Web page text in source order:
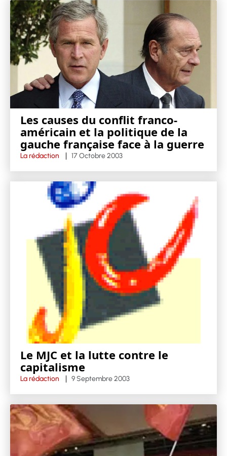
Les causes du conflit franco-
américain et la politique de la
gauche française face à la guerre
La rédaction 17 Octobre 2003
Le MJC et la lutte contre le
capitalisme
La rédaction 9 Septembre 2003